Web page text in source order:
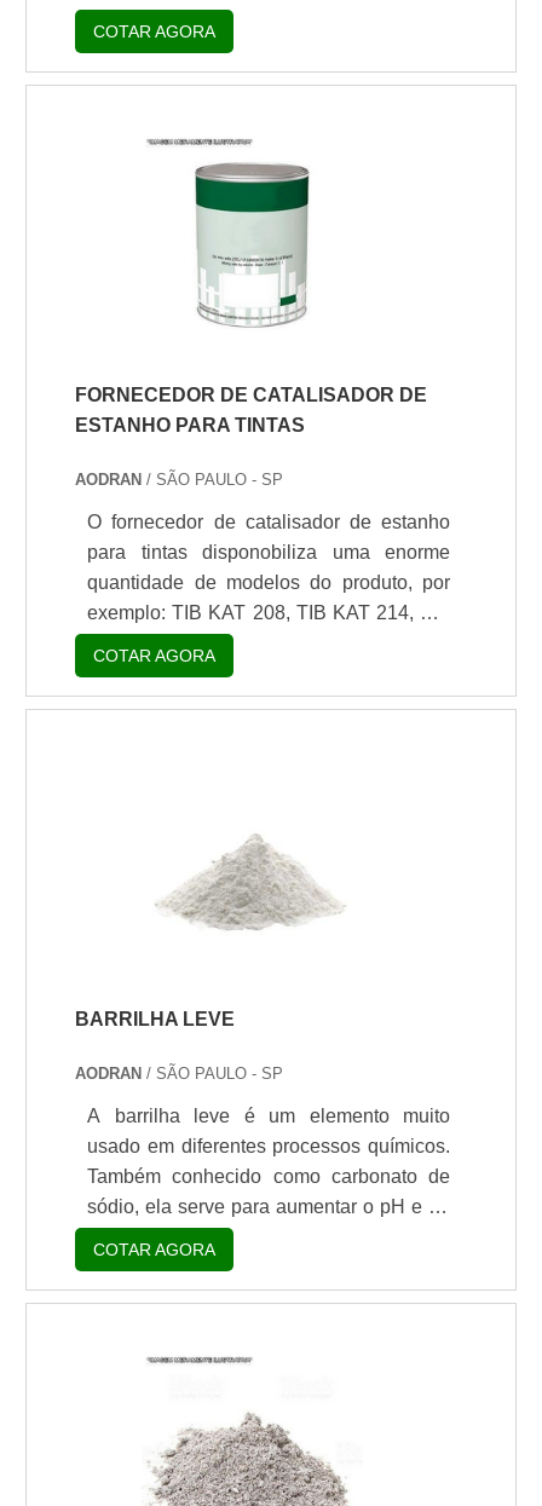
de: 1 embalagem - 20kgO equipamento
C-UV é uma câmara para simulação de
envelhecimento UV e umidade, que
simulando o desgaste natural, ou seja, a
força de destruição da natureza. Os
efeitos reproduzidos na câmara são muito
antecipando em poucos dias ou semanas,
a durabilidade relativ.
COTAR AGORA
FORNECEDOR DE CATALISADOR DE
ESTANHO PARA TINTAS
AODRAN / SÃO PAULO - SP
O fornecedor de catalisador de estanho
para tintas disponobiliza uma enorme
quantidade de modelos do produto, por
exemplo: TIB KAT 208, TIB KAT 214, TIB
KAT 216, TIB KAT 217, TIB KAT 218, TIB
KAT P 218, TIB KAT 219, TIB KAT 220,
TIB KAT 223, TIB KAT 226, TIB KAT 229,
PRODUTO OFERECE DIVERSAS
VANTAGENSEsses catalisadores de
estanho direcionados p.
COTAR AGORA
BARRILHA LEVE
AODRAN / SÃO PAULO - SP
A barrilha leve é um elemento muito
usado em diferentes processos químicos.
Também conhecido como carbonato de
sódio, ela serve para aumentar o pH e no
tratamento de dureza do cálcio. Esse
composto ajuda tanto na melhora da
qualidade das piscinas, quanto na
exemplo.Quando utilizado nas piscinas,
bom estado da água, neutralizando os
seus íons de hidrogênio, o pH e os níveis
de cloro no local. Assim, a piscina fica
COTAR AGORA